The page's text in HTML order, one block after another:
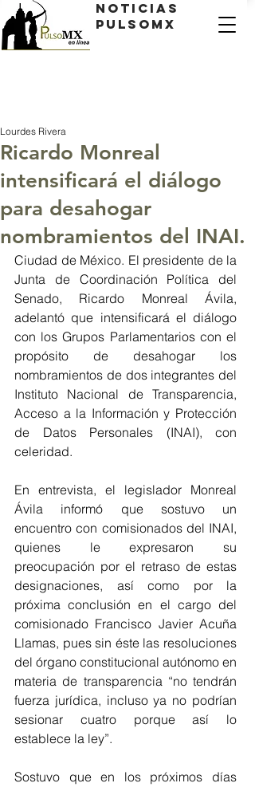
Noticias
PulsoMX
Ricardo Monreal
intensificará el diálogo
para desahogar
nombramientos del INAI.
Lourdes Rivera
Ciudad de México. El presidente de la
Junta de Coordinación Política del
Senado, Ricardo Monreal Ávila,
adelantó que intensificará el diálogo
con los Grupos Parlamentarios con el
propósito de desahogar los
nombramientos de dos integrantes del
Instituto Nacional de Transparencia,
Acceso a la Información y Protección
de Datos Personales (INAI), con
celeridad.
En entrevista, el legislador Monreal
Ávila informó que sostuvo un
encuentro con comisionados del INAI,
quienes le expresaron su
preocupación por el retraso de estas
designaciones, así como por la
próxima conclusión en el cargo del
comisionado Francisco Javier Acuña
Llamas, pues sin éste las resoluciones
del órgano constitucional autónomo en
materia de transparencia “no tendrán
fuerza jurídica, incluso ya no podrían
sesionar cuatro porque así lo
establece la ley”.
Sostuvo que en los próximos días